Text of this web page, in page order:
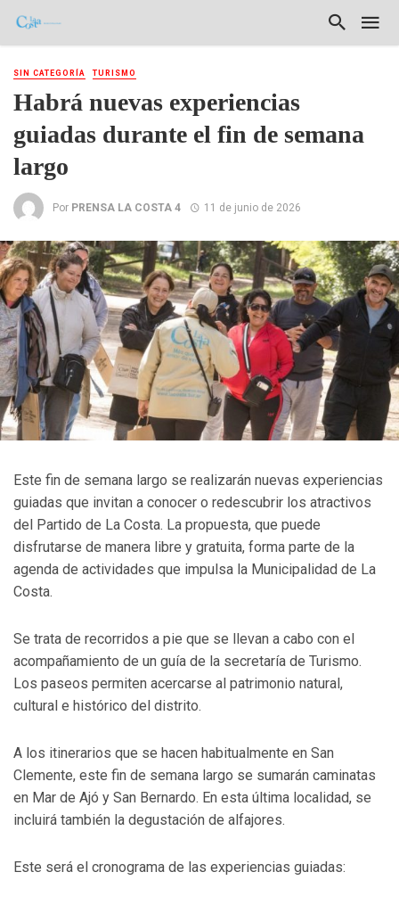
SIN CATEGORÍA TURISMO
Habrá nuevas experiencias
guiadas durante el fin de semana
largo
Por PRENSA LA COSTA 4 11 de junio de 2026
Este fin de semana largo se realizarán nuevas experiencias
guiadas que invitan a conocer o redescubrir los atractivos
del Partido de La Costa. La propuesta, que puede
disfrutarse de manera libre y gratuita, forma parte de la
agenda de actividades que impulsa la Municipalidad de La
Costa.
Se trata de recorridos a pie que se llevan a cabo con el
acompañamiento de un guía de la secretaría de Turismo.
Los paseos permiten acercarse al patrimonio natural,
cultural e histórico del distrito.
A los itinerarios que se hacen habitualmente en San
Clemente, este fin de semana largo se sumarán caminatas
en Mar de Ajó y San Bernardo. En esta última localidad, se
incluirá también la degustación de alfajores.
Este será el cronograma de las experiencias guiadas: